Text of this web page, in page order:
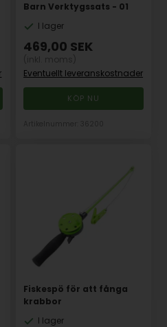
Barn Verktygssats - 01
I lager
469,00 SEK
Eventuellt leveranskostnader
Fiskespö för att fånga
krabbor
I lager